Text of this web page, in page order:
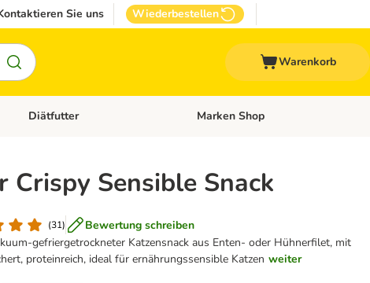
Sie uns Wiederbestellen
Warenkorb
Zubehör
Kategorie-Menü öffnen: Andere Haustiere
Diätfutter Kategorie-Menü öffnen: Diätfutter
Marken Shop
Crispy Sensible Snack
(31)
Bewertung schreiben
gefriergetrockneter Katzensnack aus Enten- oder Hühnerfilet, mit
proteinreich, ideal für ernährungssensible Katzen weiter